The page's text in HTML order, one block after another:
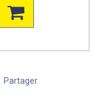
Partager